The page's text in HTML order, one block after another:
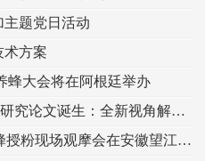
题党日活动
术方案
蜂大会将在阿根廷举办
国内蜜蜂领域首篇《Nature》研究论文诞生：全新视角解读蜂王发育的“建筑密码”
“协同发展 双向增收”油菜蜜蜂授粉现场观摩会在安徽望江举办